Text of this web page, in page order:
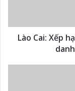
Lào Cai: Xếp